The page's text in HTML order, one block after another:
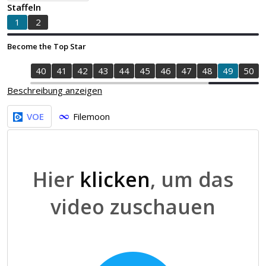
Staffeln
1
2
Become the Top Star
40 41 42 43 44 45 46 47 48 49
50
Beschreibung anzeigen
VOE Filemoon
Hier klicken, um das
video zuschauen